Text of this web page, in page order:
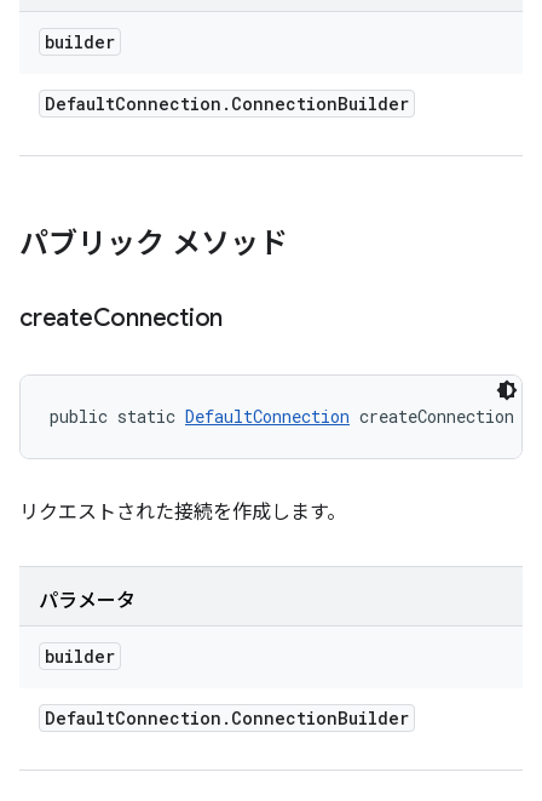
builder
DefaultConnection . ConnectionBuilder
パブリック メソッド
createConnection
public static DefaultConnection createConnection (
リクエストされた接続を作成します。
パラメータ
builder
DefaultConnection . ConnectionBuilder